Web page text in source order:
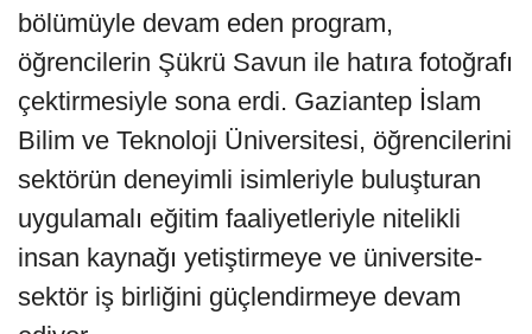
bölümüyle devam eden program,
öğrencilerin Şükrü Savun ile hatıra fotoğrafı
çektirmesiyle sona erdi. Gaziantep İslam
Bilim ve Teknoloji Üniversitesi, öğrencilerini
sektörün deneyimli isimleriyle buluşturan
uygulamalı eğitim faaliyetleriyle nitelikli
insan kaynağı yetiştirmeye ve üniversite-
sektör iş birliğini güçlendirmeye devam